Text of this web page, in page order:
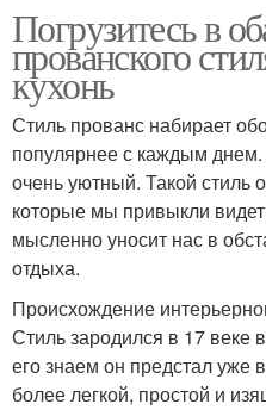
Погрузитесь в
прованского
кухонь
Стиль прованс набирает
популярнее с каждым
очень уютный. Такой стиль
которые мы привыкли
мысленно уносит нас в
отдыха.
Происхождение
Стиль зародился в 17 веке
его знаем он предстал уже
более легкой, простой и